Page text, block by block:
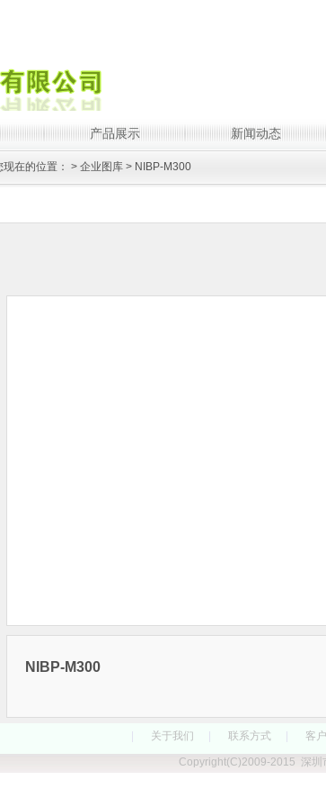
产品展示 新闻动态
现在的位置： > 企业图库 > NIBP-M300
NIBP-M300
Copyright(C)2009-2015 深圳
关于我们 联系方式 客